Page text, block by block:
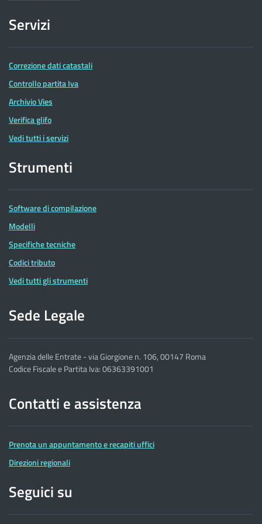
Servizi
Correzione dati catastali
Controllo partita Iva
Archivio Vies
Verifica glifo
Vedi tutti i servizi
Strumenti
Software di compilazione
Modelli
Specifiche tecniche
Codici tributo
Vedi tutti gli strumenti
Sede Legale
Agenzia delle Entrate - via Giorgione n. 106, 00147 Roma
Codice Fiscale e Partita Iva: 06363391001
Contatti e assistenza
Prenota un appuntamento e recapiti uffici
Direzioni regionali
Seguici su